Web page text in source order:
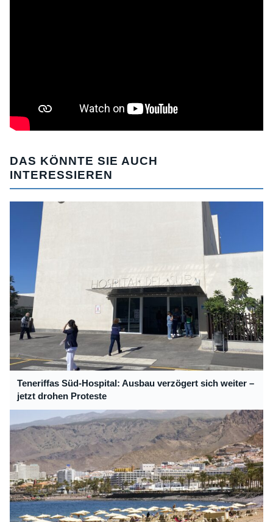
DAS KÖNNTE SIE AUCH
INTERESSIEREN
Teneriffas Süd-Hospital: Ausbau verzögert sich weiter –
jetzt drohen Proteste